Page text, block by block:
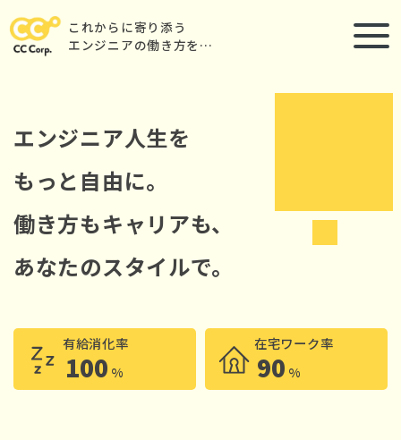
これからに寄り添う
エンジニアの働き方を…
エンジニア人生を
もっと自由に。
働き方もキャリアも、
あなたのスタイルで。
有給消化率
100 %
在宅ワーク率
90 %